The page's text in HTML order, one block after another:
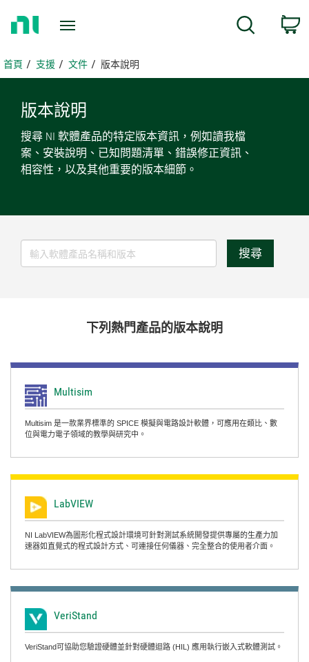
頁首頁 支援 文件 版本說明
版本說明
搜尋 NI 軟體產品的特定版本資訊，例如讀我檔
案、安裝說明、已知問題清單、錯誤修正資訊、
相容性，以及其他重要的版本細節。
搜尋
下列 熱門產品的版本說明
Multisim
Multisim 是一款業界標準的 SPICE 模擬與電路設計軟體，可應用在類比、數
位與電力電子領域的教學與研究中。
LabVIEW
NI LabVIEW為圖形化程式設計環境可針對測試系統開發提供專屬的生產力加
速器如直覺式的程式設計方式、可連接任何儀器、完全整合的使用者介面。
VeriStand
VeriStand可協助您驗證硬體並針對硬體迴路 (HIL) 應用執行嵌入式軟體測試。